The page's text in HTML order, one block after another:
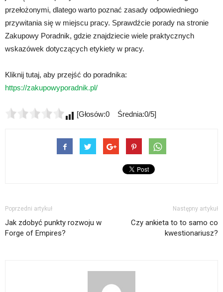
przełożonymi, dlatego warto poznać zasady odpowiedniego
przywitania się w miejscu pracy. Sprawdźcie porady na stronie
Zakupowy Poradnik, gdzie znajdziecie wiele praktycznych
wskazówek dotyczących etykiety w pracy.
Kliknij tutaj, aby przejść do poradnika:
https://zakupowyporadnik.pl/
[Głosów:0 Średnia:0/5]
Poprzedni artykuł
Jak zdobyć punkty rozwoju w
Forge of Empires?
Następny artykuł
Czy ankieta to to samo co
kwestionariusz?